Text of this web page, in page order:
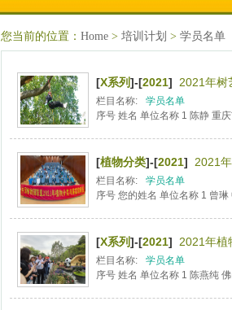
您当前的位置： Home > 培训计划 > 学员名单
[X系列]-[2021] 2021年树
栏目名称:
学员名单
序号 姓名 单位名称 1 陈静 重
[植物分类]-[2021] 2021
栏目名称:
学员名单
序号 您的姓名 单位名称 1 曾
[X系列]-[2021] 2021年植
栏目名称:
学员名单
序号 姓名 单位名称 1 陈燕纯